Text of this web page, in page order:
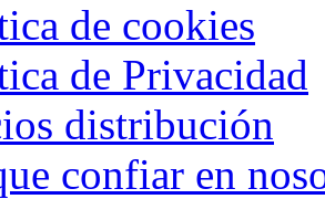
de cookies
de Privacidad
distribución
confiar en